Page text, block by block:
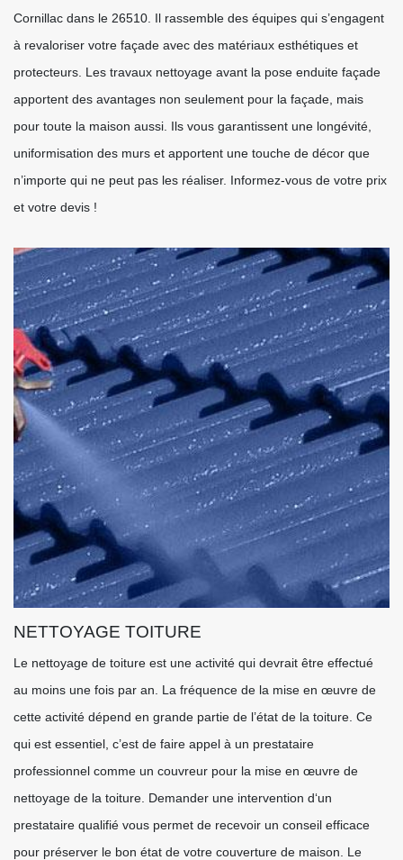
Cornillac dans le 26510. Il rassemble des équipes qui s’engagent
à revaloriser votre façade avec des matériaux esthétiques et
protecteurs. Les travaux nettoyage avant la pose enduite façade
apportent des avantages non seulement pour la façade, mais
pour toute la maison aussi. Ils vous garantissent une longévité,
uniformisation des murs et apportent une touche de décor que
n’importe qui ne peut pas les réaliser. Informez-vous de votre prix
et votre devis !
NETTOYAGE TOITURE
Le nettoyage de toiture est une activité qui devrait être effectué
au moins une fois par an. La fréquence de la mise en œuvre de
cette activité dépend en grande partie de l’état de la toiture. Ce
qui est essentiel, c’est de faire appel à un prestataire
professionnel comme un couvreur pour la mise en œuvre de
nettoyage de la toiture. Demander une intervention d‘un
prestataire qualifié vous permet de recevoir un conseil efficace
pour préserver le bon état de votre couverture de maison. Le